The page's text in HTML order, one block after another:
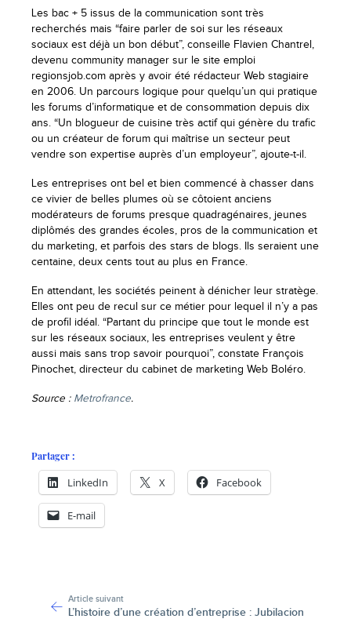
Les bac + 5 issus de la communication sont très
recherchés mais “faire parler de soi sur les réseaux
sociaux est déjà un bon début”, conseille Flavien Chantrel,
devenu community manager sur le site emploi
regionsjob.com après y avoir été rédacteur Web stagiaire
en 2006. Un parcours logique pour quelqu’un qui pratique
les forums d’informatique et de consommation depuis dix
ans. “Un blogueur de cuisine très actif qui génère du trafic
ou un créateur de forum qui maîtrise un secteur peut
vendre son expertise auprès d’un employeur”, ajoute-t-il.
Les entreprises ont bel et bien commencé à chasser dans
ce vivier de belles plumes où se côtoient anciens
modérateurs de forums presque quadragénaires, jeunes
diplômés des grandes écoles, pros de la communication et
du marketing, et parfois des stars de blogs. Ils seraient une
centaine, deux cents tout au plus en France.
En attendant, les sociétés peinent à dénicher leur stratège.
Elles ont peu de recul sur ce métier pour lequel il n’y a pas
de profil idéal. “Partant du principe que tout le monde est
sur les réseaux sociaux, les entreprises veulent y être
aussi mais sans trop savoir pourquoi”, constate François
Pinochet, directeur du cabinet de marketing Web Boléro.
Source : Metrofrance.
Partager :
LinkedIn X Facebook
E-mail
Article suivant
L’histoire d’une création d’entreprise : Jubilacion